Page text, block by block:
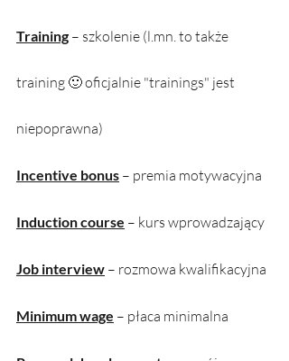
Training – szkolenie (l.mn. to także
training 🙂 oficjalnie "trainings" jest
niepoprawna)
Incentive bonus – premia motywacyjna
Induction course – kurs wprowadzający
Job interview – rozmowa kwalifikacyjna
Minimum wage – płaca minimalna